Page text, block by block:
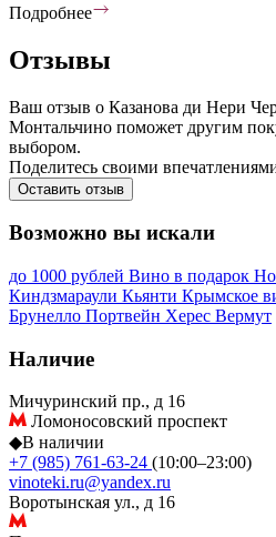
Подробнее
Отзывы
Ваш отзыв о Казанова ди Нери
Монтальчино поможет другим
выбором.
Поделитесь своими
Оставить отзыв
Возможно вы искали
до 1000 рублей Вино в подарок
Киндзмараули Кьянти Крымское
Брунелло Портвейн Херес Вермут
Наличие
Мичуринский пр., д 16
Ломоносовский проспект
◆В наличии
+7 (985) 761-63-24 (10:00–23:00)
vinoteki.ru@yandex.ru
Воротынская ул., д 16